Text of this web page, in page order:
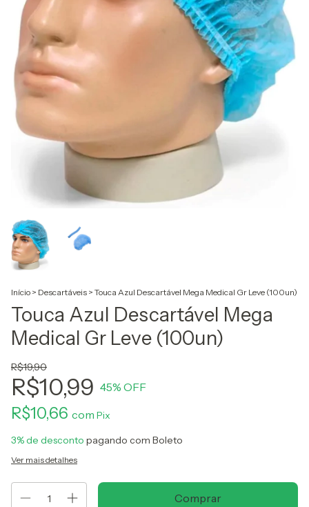
Início > Descartáveis > Touca Azul Descartável Mega Medical Gr Leve (100un)
Touca Azul Descartável Mega
Medical Gr Leve (100un)
R$19,90
R$10,99 45% OFF
R$10,66 com
3% de desconto pagando com Boleto
Ver mais detalhes